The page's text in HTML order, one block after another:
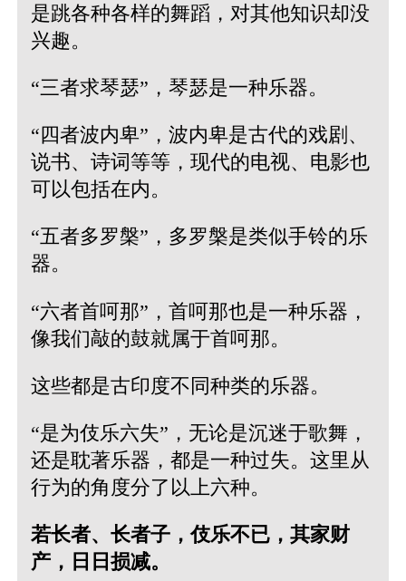
是跳各种各样的舞蹈，对其他知识却没
兴趣。
“三者求琴瑟”，琴瑟是一种乐器。
“四者波内卑”，波内卑是古代的戏剧、
说书、诗词等等，现代的电视、电影也
可以包括在内。
“五者多罗槃”，多罗槃是类似手铃的乐
器。
“六者首呵那”，首呵那也是一种乐器，
像我们敲的鼓就属于首呵那。
这些都是古印度不同种类的乐器。
“是为伎乐六失”，无论是沉迷于歌舞，
还是耽著乐器，都是一种过失。这里从
行为的角度分了以上六种。
若长者、长者子，伎乐不已，其家财
产，日日损减。